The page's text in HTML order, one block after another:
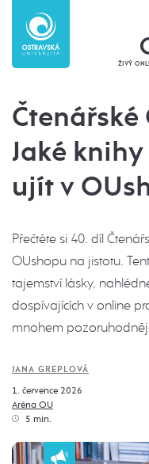
ŽIVÝ
Čtenářské
Jaké
ujít v
Přečtěte si 40. díl
OUshopu na jistotu.
tajemství lásky,
dospívajících v online
mnohem
JANA GREPLOVÁ
1. července 2026
Aréna OU
5 min.